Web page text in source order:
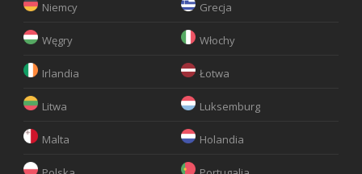
Niemcy Grecja
Węgry Włochy
Irlandia Łotwa
Litwa Luksemburg
Malta Holandia